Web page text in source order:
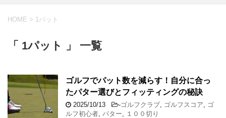
HOME > 1パット
「 1パット 」 一覧
ゴルフでパット数を減らす！自分に合っ
たパター選びとフィッティングの秘訣
2025/10/13 -ゴルフクラブ ゴルフスコア
ゴ
ルフ初心者 パター
１００切り